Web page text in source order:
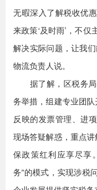
无暇深入了解税收优
来政策‘及时雨’，不
解决实际问题，让我
物流负责人说。
据了解，区税务局
务举措，组建专业团队
反映的发票管理、进
现场答疑解惑，重点讲
保政策红利应享尽享
务”的模式，实现涉税